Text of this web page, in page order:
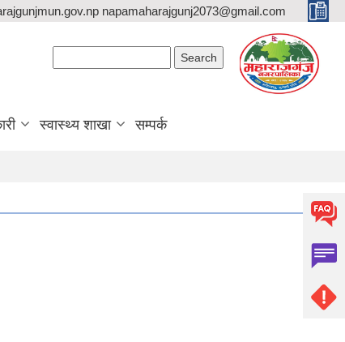
napamaharajgunj2073@gmail.com
स्वास्थ्य शाखा सम्पर्क